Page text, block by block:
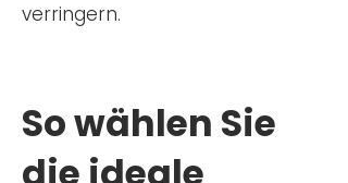
verringern.
So wählen Sie